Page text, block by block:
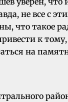
не все с
что такое
к
на